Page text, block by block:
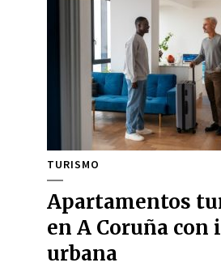
TURISMO
Apartamentos
en A Coruña con
urbana